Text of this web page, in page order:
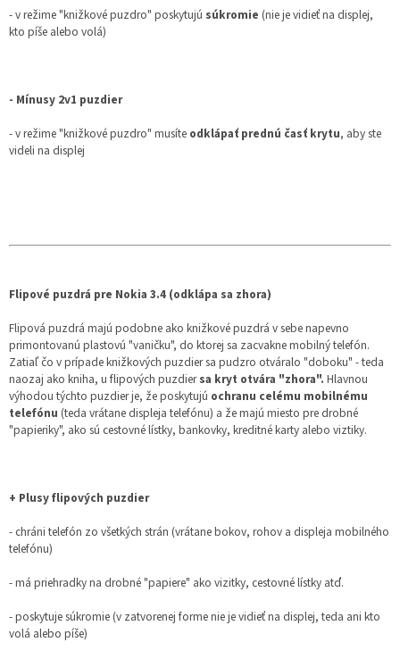
- v režime "knižkové puzdro" poskytujú súkromie (nie je vidieť na displej,
kto píše alebo volá)
- Mínusy 2v1 puzdier
- v režime "knižkové puzdro" musíte odklápať prednú časť krytu, aby ste
videli na displej
Flipové puzdrá pre Nokia 3.4 (odklápa sa zhora)
Flipová puzdrá majú podobne ako knižkové puzdrá v sebe napevno
primontovanú plastovú "vaničku", do ktorej sa zacvakne mobilný telefón.
Zatiaľ čo v prípade knižkových puzdier sa pudzro otváralo "doboku" - teda
naozaj ako kniha, u flipových puzdiersa kryt otvára "zhora". Hlavnou
výhodou týchto puzdier je, že poskytujú ochranu celému mobilnému
telefónu (teda vrátane displeja telefónu) a že majú miesto pre drobné
"papieriky", ako sú cestovné lístky, bankovky, kreditné karty alebo viztiky.
+ Plusy flipových puzdier
- chráni telefón zo všetkých strán (vrátane bokov, rohov a displeja mobilného
telefónu)
- má priehradky na drobné "papiere" ako vizitky, cestovné lístky atď.
- poskytuje súkromie (v zatvorenej forme nie je vidieť na displej, teda ani kto
volá alebo píše)